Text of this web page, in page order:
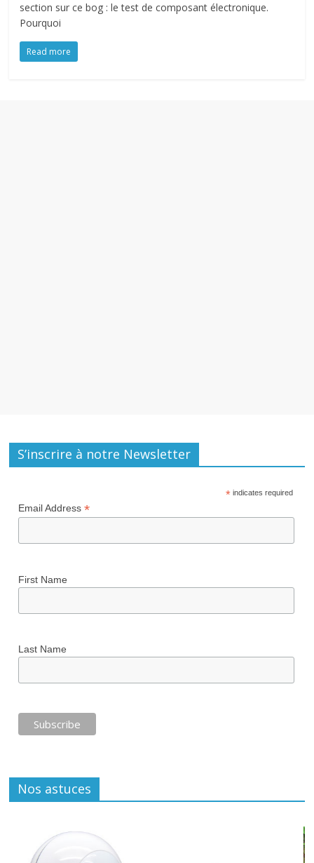
section sur ce bog : le test de composant électronique.
Pourquoi
Read more
S’inscrire à notre Newsletter
* indicates required
Email Address*
First Name
Last Name
Nos astuces